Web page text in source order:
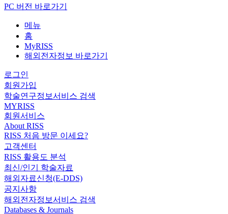
PC 버전 바로가기
메뉴
홈
MyRISS
해외전자정보 바로가기
로그인
회원가입
학술연구정보서비스 검색
MYRISS
회원서비스
About RISS
RISS 처음 방문 이세요?
고객센터
RISS 활용도 분석
최신/인기 학술자료
해외자료신청(E-DDS)
공지사항
해외전자정보서비스 검색
Databases & Journals